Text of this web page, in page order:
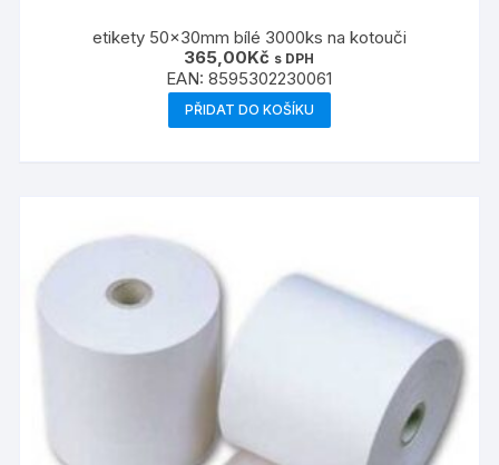
etikety 50x30mm bílé 3000ks na kotouči
365,00Kč s DPH
EAN:8595302230061
PŘIDAT DO KOŠÍKU